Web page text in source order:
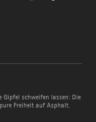
Gipfel schweifen lassen: Die
Freiheit auf Asphalt.